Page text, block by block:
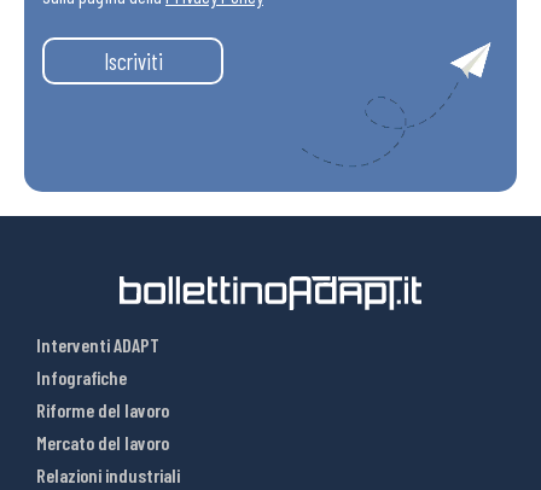
Iscriviti
Interventi ADAPT
Infografiche
Riforme del lavoro
Mercato del lavoro
Relazioni industriali